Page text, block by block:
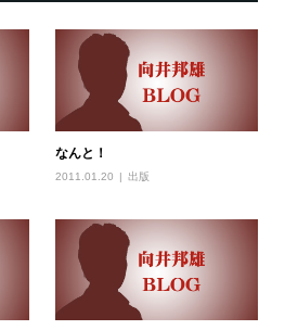
なんと！
2011.01.20 出版